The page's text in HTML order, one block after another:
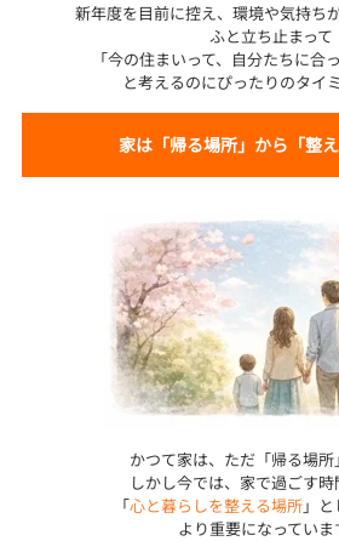
新年度を目前に控え、環境や気持ち
ふと立ち止まって
「今の住まいって、自分たちに合
と考えるのにぴったりのタイ
家は「帰る場所」から「整
かつて家は、ただ「帰る場所
しかし今では、家で過ごす時
「心と暮らしを整える場所」
より重要になっていま